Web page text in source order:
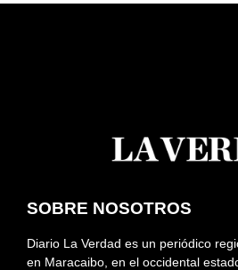
SOBRE NOSOTROS
Diario La Verdad es un periódico
en Maracaibo, en el occidental